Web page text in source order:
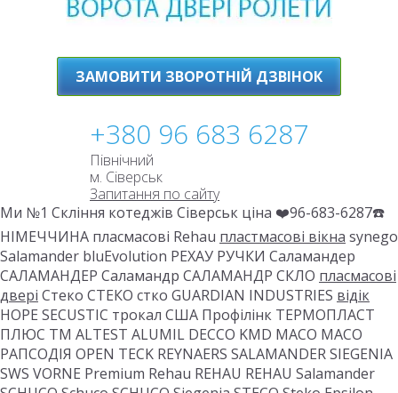
ЗАМОВИТИ ЗВОРОТНІЙ ДЗВІНОК
+380 96 683 6287
Північний
м. Сіверськ
Запитання по сайту
Ми №1 Скління котеджів Сіверськ ціна ❤️96-683-6287☎️
НІМЕЧЧИНА пласмасові Rehau пластмасові вікна synego
Salamander bluEvolution РЕХАУ РУЧКИ Саламандер
САЛАМАНДЕР Саламандр САЛАМАНДР СКЛО пласмасові
двері Стеко СТЕКО стко GUARDIAN INDUSTRIES відік
HOPE SECUSTIC трокал США Профілінк ТЕРМОПЛАСТ
ПЛЮС ТМ ALTEST ALUMIL DECCO KMD MACO MACO
РАПСОДІЯ OPEN TECK REYNAERS SALAMANDER SIEGENIA
SWS VORNE Premium Rehau REHAU REHAU Salamander